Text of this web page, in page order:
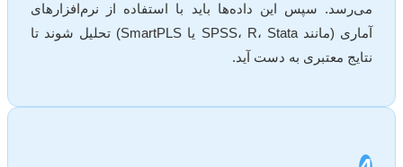
می‌رسد. سپس این داده‌ها باید با استفاده از نرم‌افزارهای
آماری (مانند SPSS، R، Stata یا SmartPLS) تحلیل شوند تا
نتایج معتبری به دست آید.